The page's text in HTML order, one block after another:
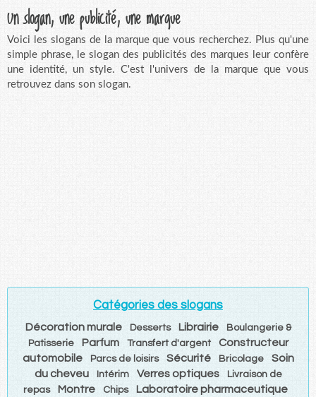
Un slogan, une publicité, une marque
Voici les slogans de la marque que vous recherchez. Plus qu'une
simple phrase, le slogan des publicités des marques leur confère
une identité, un style. C'est l'univers de la marque que vous
retrouvez dans son slogan.
Catégories des slogans
Décoration murale Desserts Librairie
Boulangerie &
Patisserie
Parfum Transfert d'argent
Constructeur
automobile
Parcs de loisirs Sécurité Bricolage
Soin
du cheveu
Intérim Verres optiques
Livraison de
repas
Montre Chips Laboratoire pharmaceutique